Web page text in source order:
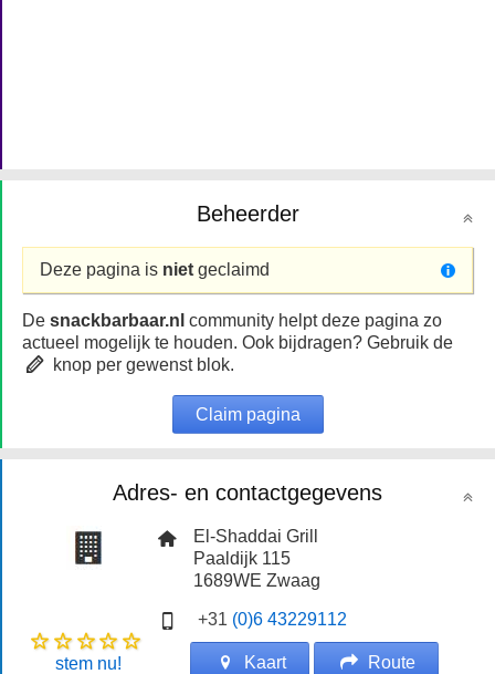
Beheerder
Deze pagina is niet geclaimd
De snackbarbaar.nl community helpt deze pagina zo
actueel mogelijk te houden. Ook bijdragen? Gebruik de
knop per gewenst blok.
Claim pagina
Adres- en contactgegevens
El-Shaddai Grill
Paaldijk 115
1689WEZwaag
+31 (0)6 43229112
stem nu! Kaart Route